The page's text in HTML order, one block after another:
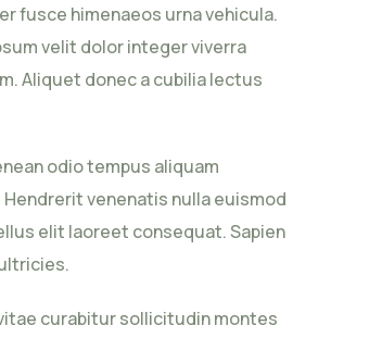
fusce himenaeos urna vehicula.
velit dolor integer viverra
Aliquet donec a cubilia lectus
odio tempus aliquam
venenatis nulla euismod
elit laoreet consequat. Sapien
curabitur sollicitudin montes